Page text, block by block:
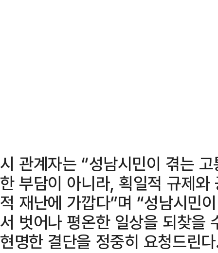
시 관계자는 “성남시민이 겪는
한 부담이 아니라, 획일적 규제
적 재난에 가깝다”며 “성남시민
서 벗어나 평온한 일상을 되찾을
현명한 결단을 정중히 요청드린